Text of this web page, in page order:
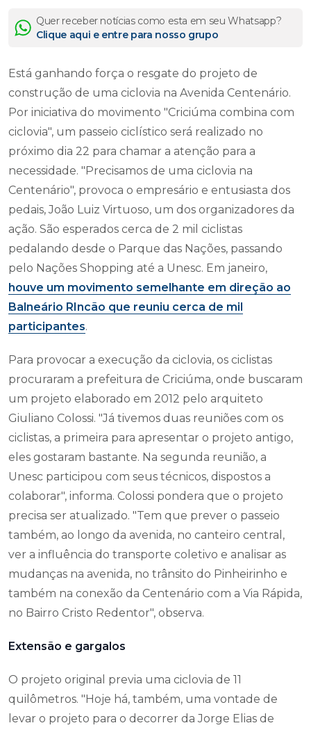
Quer receber notícias como esta em seu Whatsapp?
Clique aqui e entre para nosso grupo
Está ganhando força o resgate do projeto de
construção de uma ciclovia na Avenida Centenário.
Por iniciativa do movimento "Criciúma combina com
ciclovia", um passeio ciclístico será realizado no
próximo dia 22 para chamar a atenção para a
necessidade. "Precisamos de uma ciclovia na
Centenário", provoca o empresário e entusiasta dos
pedais, João Luiz Virtuoso, um dos organizadores da
ação. São esperados cerca de 2 mil ciclistas
pedalando desde o Parque das Nações, passando
pelo Nações Shopping até a Unesc. Em janeiro,
houve um movimento semelhante em direção ao
Balneário RIncão que reuniu cerca de mil
participantes.
Para provocar a execução da ciclovia, os ciclistas
procuraram a prefeitura de Criciúma, onde buscaram
um projeto elaborado em 2012 pelo arquiteto
Giuliano Colossi. "Já tivemos duas reuniões com os
ciclistas, a primeira para apresentar o projeto antigo,
eles gostaram bastante. Na segunda reunião, a
Unesc participou com seus técnicos, dispostos a
colaborar", informa. Colossi pondera que o projeto
precisa ser atualizado. "Tem que prever o passeio
também, ao longo da avenida, no canteiro central,
ver a influência do transporte coletivo e analisar as
mudanças na avenida, no trânsito do Pinheirinho e
também na conexão da Centenário com a Via Rápida,
no Bairro Cristo Redentor", observa.
Extensão e gargalos
O projeto original previa uma ciclovia de 11
quilômetros. "Hoje há, também, uma vontade de
levar o projeto para o decorrer da Jorge Elias de